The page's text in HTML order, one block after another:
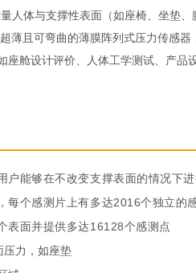
人体与支撑性表面（如座椅、坐垫
薄且可弯曲的薄膜阵列式压力传感
舱设计评价、人体工学测试、产品
户能够在不改变支撑表面的情况下
每个感测片上有多达2016个独立的
表面并提供多达16128个感测点
压力，如座垫